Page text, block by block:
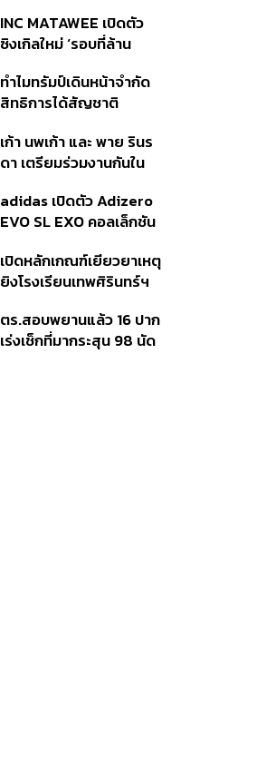
แล้ว 10 ครั้ง
INC MATAWEE เปิดตัว
ซิงเกิลใหม่ ‘รอบที่ล้าน
มาแสดงในมิวสิกวิดีโอ
ทำไมทรัมป์เดินหน้าจำกัด
สิทธิการได้สัญชาติ
แม้ศาลสูงสุดเคยตัดสิน
คัดค้าน
เก้า นพเก้า และ พาย รินร
ดา เตรียมร่วมงานกันใน
Taste In Time’
adidas เปิดตัว Adizero
EVO SL EXO คอลเล็กชัน
Football
เปิดหลักเกณฑ์เยียวยาเหตุ
ยิงโรงเรียนเทพศิรินทร์ฯ
เจ็บสูงสุด 1 แสน เยียวยา
จิตใจ 5 ระดับ
ตร.สอบพยานแล้ว 16 ปาก
เร่งเช็กที่มากระสุน 98 นัด